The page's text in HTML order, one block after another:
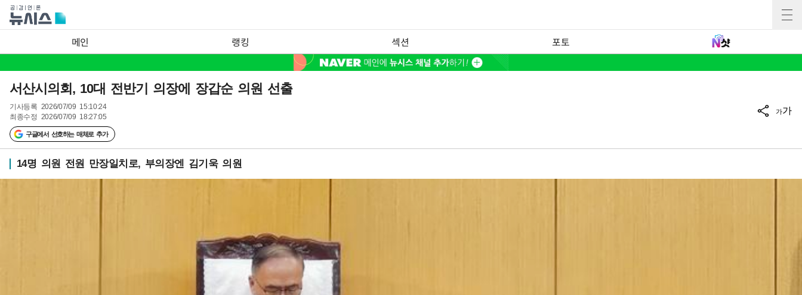
메인 랭킹 섹션 포토
서산시의회, 10대 전반기 의장에 장갑순 의원 선출
기사등록 2026/07/09 15:10:24
최종수정 2026/07/09 18:27:05
구글에서 선호하는 매체로 추가
가가
14명 의원 전원 만장일치로, 부의장엔 김기욱 의원